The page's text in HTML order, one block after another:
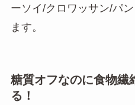
ーソイ/クロワッサン/パ
ます。
糖質オフなのに食物繊
る！